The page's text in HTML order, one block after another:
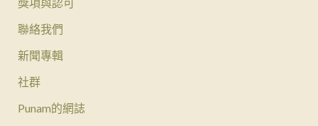
聯絡我們
新聞專輯
社群
Punam的網誌